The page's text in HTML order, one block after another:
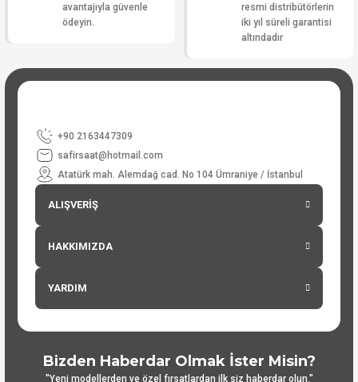
avantajıyla güvenle
ödeyin.
resmi distribütörlerin
iki yıl süreli garantisi
altındadır
+90 2163447309
safirsaat@hotmail.com
Atatürk mah. Alemdağ cad. No 104 Ümraniye / İstanbul
ALIŞVERİŞ
HAKKIMIZDA
YARDIM
Bizden Haberdar Olmak İster Misin?
"Yeni modellerden ve özel fırsatlardan ilk siz haberdar olun."